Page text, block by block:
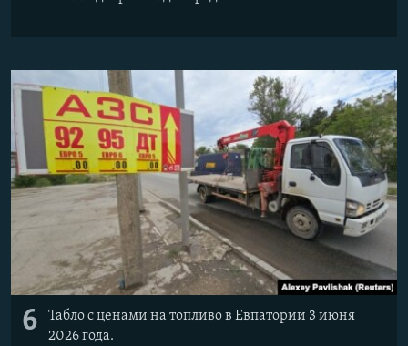
6
Табло с ценами на топливо в Евпатории 3 июня
2026 года.